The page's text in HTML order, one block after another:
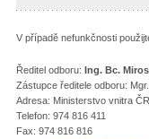
V případě nefunkčnosti
Ředitel odboru: Ing. Bc.
Zástupce ředitele odboru:
Adresa: Ministerstvo vnitra
Telefon: 974 816 411
Fax: 974 816 816